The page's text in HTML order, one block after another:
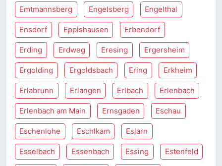
Emtmannsberg Engelsberg Engelthal
Ensdorf Eppishausen Erbendorf
Erding Erdweg Eresing Ergersheim
Ergolding Ergoldsbach Ering Erkheim
Erlabrunn Erlangen Erlbach Erlenbach
Erlenbach am Main Ernsgaden Eschau
Eschenlohe Eschlkam Eslarn
Esselbach Essenbach Essing Estenfeld